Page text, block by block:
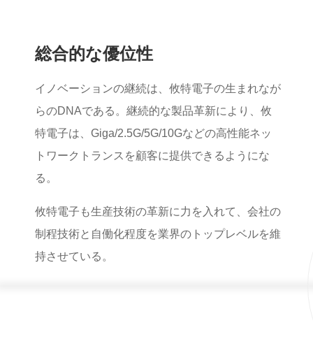
総合的な優位性
イノベーションの継続は、攸特電子の生まれなが
らのDNAである。継続的な製品革新により、攸
特電子は、Giga/2.5G/5G/10Gなどの高性能ネッ
トワークトランスを顧客に提供できるようにな
る。
攸特電子も生産技術の革新に力を入れて、会社の
制程技術と自働化程度を業界のトップレベルを維
持させている。